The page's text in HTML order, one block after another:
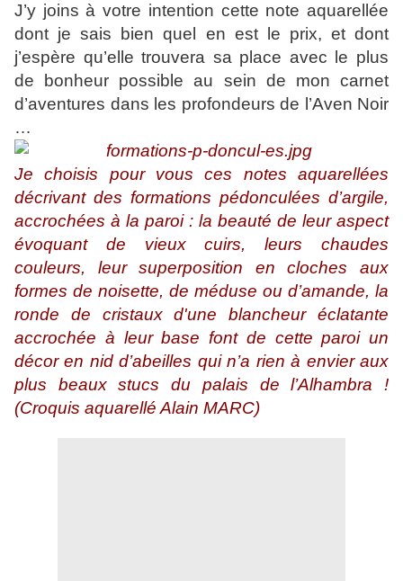
J’y joins à votre intention cette note aquarellée
dont je sais bien quel en est le prix, et dont
j’espère qu’elle trouvera sa place avec le plus
de bonheur possible au sein de mon carnet
d’aventures dans les profondeurs de l’Aven Noir
…
Je choisis pour vous ces notes aquarellées
décrivant des formations pédonculées d’argile,
accrochées à la paroi : la beauté de leur aspect
évoquant de vieux cuirs, leurs chaudes
couleurs, leur superposition en cloches aux
formes de noisette, de méduse ou d’amande, la
ronde de cristaux d'une blancheur éclatante
accrochée à leur base font de cette paroi un
décor en nid d’abeilles qui n’a rien à envier aux
plus beaux stucs du palais de l’Alhambra !
(Croquis aquarellé Alain MARC)